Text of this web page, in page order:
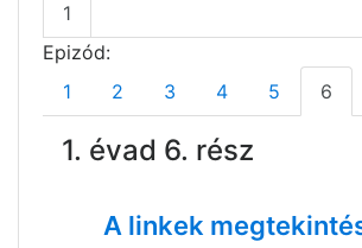
1
Epizód:
1
2 3 4 5 6
1. évad 6. rész
A linkek